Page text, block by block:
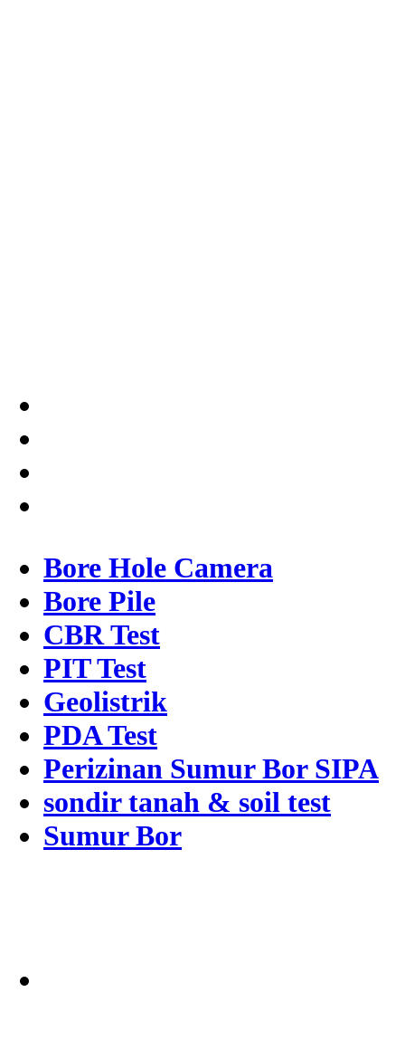
Bore Hole Camera
Bore Pile
CBR Test
PIT Test
Geolistrik
PDA Test
Perizinan Sumur Bor SIPA
sondir tanah & soil test
Sumur Bor